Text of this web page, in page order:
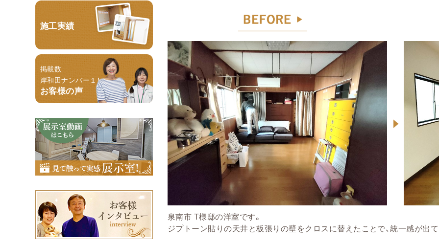
施工実績
掲載数
岸和田ナンバー１！
お客様の声
泉南市 T様邸の洋室です。
ジプトーン貼りの天井と板張りの壁をクロスに替えたことで、統一感が出